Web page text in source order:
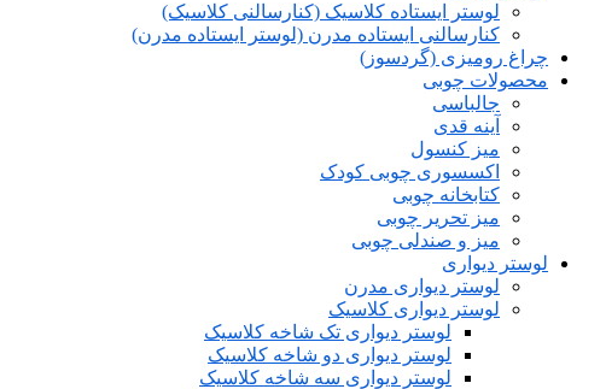
لوستر ایستاده کلاسیک (کنارسالنی کلاسیک)
کنارسالنی ایستاده مدرن (لوستر ایستاده مدرن)
چراغ رومیزی (گردسوز)
محصولات چوبی
جالباسی
آینه قدی
میز کنسول
اکسسوری چوبی کودک
کتابخانه چوبی
میز تحریر چوبی
میز و صندلی چوبی
لوستر دیواری
لوستر دیواری مدرن
لوستر دیواری کلاسیک
لوستر دیواری تک شاخه کلاسیک
لوستر دیواری دو شاخه کلاسیک
لوستر دیواری سه شاخه کلاسیک